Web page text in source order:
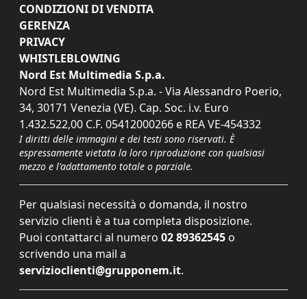
CONDIZIONI DI VENDITA
GERENZA
PRIVACY
WHISTLEBLOWING
Nord Est Multimedia S.p.a.
Nord Est Multimedia S.p.a. - Via Alessandro Poerio,
34, 30171 Venezia (VE). Cap. Soc. i.v. Euro
1.432.522,00 C.F. 05412000266 e REA VE-454332
I diritti delle immagini e dei testi sono riservati. È
espressamente vietata la loro riproduzione con qualsiasi
mezzo e l'adattamento totale o parziale.
Per qualsiasi necessità o domanda, il nostro
servizio clienti è a tua completa disposizione.
Puoi contattarci al numero 02 89362545 o
scrivendo una mail a
servizioclienti@grupponem.it.